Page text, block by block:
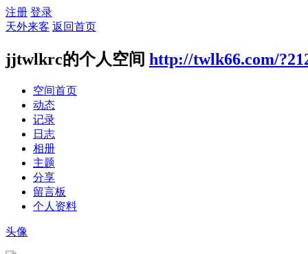
注册 登录
天外来客 返回首页
jjtwlkrc的个人空间 http://twlk66.com/
空间首页
动态
记录
日志
相册
主题
分享
留言板
个人资料
头像